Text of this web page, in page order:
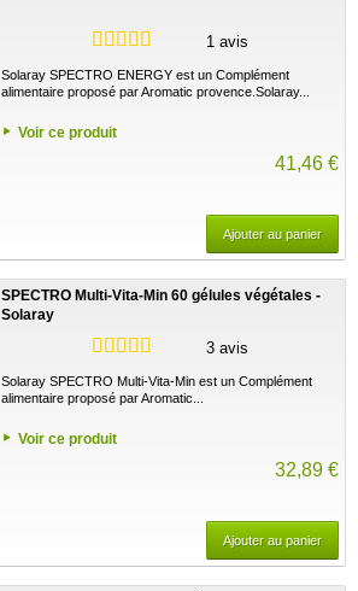
1 avis
Solaray SPECTRO ENERGY est un Complément
alimentaire proposé par Aromatic provence.Solaray...
Voir ce produit
41,46 €
Ajouter au panier
SPECTRO Multi-Vita-Min 60 gélules végétales -
Solaray
3 avis
Solaray SPECTRO Multi-Vita-Min est un Complément
alimentaire proposé par Aromatic...
Voir ce produit
32,89 €
Ajouter au panier